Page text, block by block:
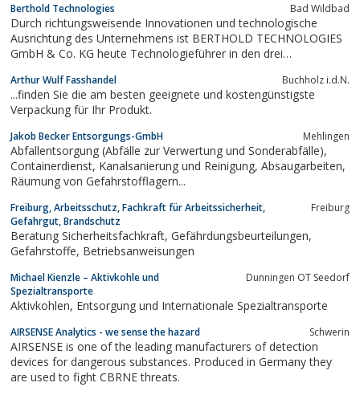
Berthold Technologies Bad Wildbad
Durch richtungsweisende Innovationen und technologische
Ausrichtung des Unternehmens ist BERTHOLD TECHNOLOGIES
GmbH & Co. KG heute Technologieführer in den drei
Strahlenschutz.
Arthur Wulf Fasshandel Buchholz i.d.N.
...finden Sie die am besten geeignete und kostengünstigste
Verpackung für Ihr Produkt.
Jakob Becker Entsorgungs-GmbH Mehlingen
Abfallentsorgung (Abfälle zur Verwertung und Sonderabfälle),
Containerdienst, Kanalsanierung und Reinigung, Absaugarbeiten,
Räumung von Gefahrstofflagern...
Freiburg, Arbeitsschutz, Fachkraft für Arbeitssicherheit,
Gefahrgut, Brandschutz
Freiburg
Beratung Sicherheitsfachkraft, Gefährdungsbeurteilungen,
Gefahrstoffe, Betriebsanweisungen
Michael Kienzle – Aktivkohle und
Spezialtransporte
Dunningen OT Seedorf
Aktivkohlen, Entsorgung und Internationale Spezialtransporte
AIRSENSE Analytics - we sense the hazard Schwerin
AIRSENSE is one of the leading manufacturers of detection
devices for dangerous substances. Produced in Germany they
are used to fight CBRNE threats.